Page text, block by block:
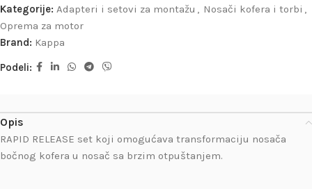
Kategorije: Adapteri i setovi za montažu , Nosači kofera i torbi ,
Oprema za motor
Brand: Kappa
Podeli:
Opis
RAPID RELEASE set koji omogućava transformaciju nosača
bočnog kofera u nosač sa brzim otpuštanjem.